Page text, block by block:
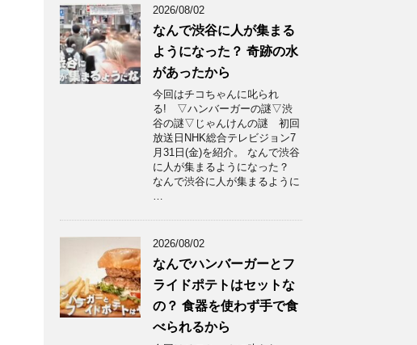
2026/08/02
なんで渋谷に人が集まる
ようになった？ 奇跡の水
があったから
今回はチコちゃんに叱られ
る! ▽ハンバーガーの謎▽渋
谷の謎▽じゃんけんの謎 初回
放送日NHK総合テレビジョン7
月31日(金)を紹介。 なんで渋谷
に人が集まるようになった？
なんで渋谷に人が集まるように
…
2026/08/02
なんでハンバーガーとフ
ライドポテトはセットな
の？ 食器を使わず手で食
べられるから